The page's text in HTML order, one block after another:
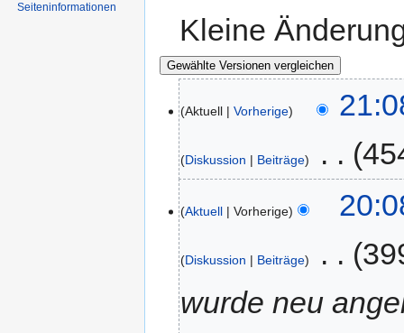
Kleine
Aktuell Vorherige
Diskussion Beiträge
Aktuell Vorherige
Diskussion Beiträge
wurde neu
Seiten­informationen